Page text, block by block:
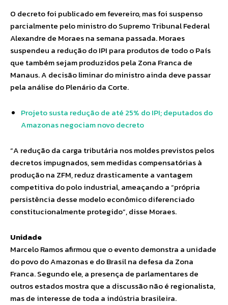
O decreto foi publicado em fevereiro, mas foi suspenso
parcialmente pelo ministro do Supremo Tribunal Federal
Alexandre de Moraes na semana passada. Moraes
suspendeu a redução do IPI para produtos de todo o País
que também sejam produzidos pela Zona Franca de
Manaus. A decisão liminar do ministro ainda deve passar
pela análise do Plenário da Corte.
Projeto susta redução de até 25% do IPI; deputados do
Amazonas negociam novo decreto
“A redução da carga tributária nos moldes previstos pelos
decretos impugnados, sem medidas compensatórias à
produção na ZFM, reduz drasticamente a vantagem
competitiva do polo industrial, ameaçando a “própria
persistência desse modelo econômico diferenciado
constitucionalmente protegido”, disse Moraes.
Unidade
Marcelo Ramos afirmou que o evento demonstra a unidade
do povo do Amazonas e do Brasil na defesa da Zona
Franca. Segundo ele, a presença de parlamentares de
outros estados mostra que a discussão não é regionalista,
mas de interesse de toda a indústria brasileira.